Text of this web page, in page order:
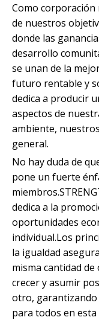
Como
de nuestros
donde las
desarrollo
se unan de la
futuro rentable y
dedica a producir
aspectos de
ambiente,
general.
No hay duda de
pone un fuerte
dedica a la
oportunidades
individual.Los
la igualdad
misma cantidad
crecer y asumir
otro,
para todos en esta